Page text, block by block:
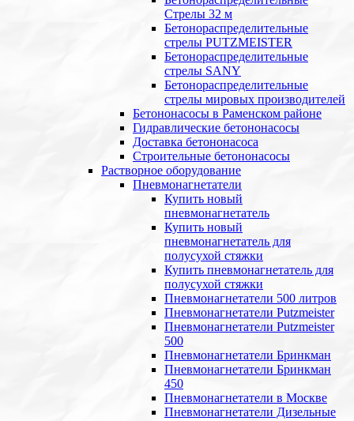
Стрелы 32 м
Бетонораспределительные
стрелы PUTZMEISTER
Бетонораспределительные
стрелы SANY
Бетонораспределительные
стрелы мировых производителей
Бетононасосы в Раменском районе
Гидравлические бетононасосы
Доставка бетононасоса
Строительные бетононасосы
Растворное оборудование
Пневмонагнетатели
Купить новый
пневмонагнетатель
Купить новый
пневмонагнетатель для
полусухой стяжки
Купить пневмонагнетатель для
полусухой стяжки
Пневмонагнетатели 500 литров
Пневмонагнетатели Putzmeister
Пневмонагнетатели Putzmeister
500
Пневмонагнетатели Бринкман
Пневмонагнетатели Бринкман
450
Пневмонагнетатели в Москве
Пневмонагнетатели Дизельные